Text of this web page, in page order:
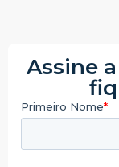
Assine